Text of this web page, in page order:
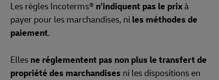
Les règles Incoterms® n'indiquent pas le prixà
payer pour les marchandises, ni les méthodes de
paiement.
Elles ne réglementent pas non plus le transfert de
propriété des marchandises ni les dispositions en